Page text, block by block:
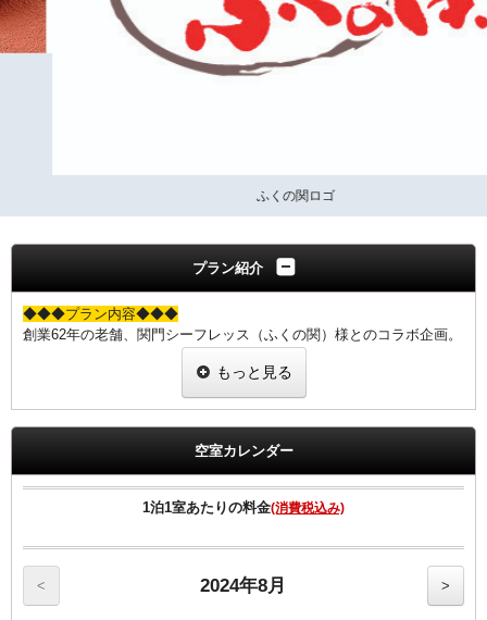
ふくの関ロゴ
プラン紹介
◆◆◆プラン内容◆◆◆
創業62年の老舗、関門シーフレッス（ふくの関）様とのコラボ企画。
「あんこう」を専用流通ルートより加工場に運搬、高い品質で調理さ
れた「あんこう鍋セット」として、産地直送のお土産としてご自宅に
で、「身、皮、肝、胃、エラ、卵巣、トモ（ひれ）」をあんこう7つ
道具と呼びます。
部位によって違う食感を楽しめ、淡白でコラーゲンたっぷりなのに低
EPAなど豊富な栄養を含んでおり、見た目と食感から海のフォアグ
ラ」ともいわれております。
もっと見る
空室カレンダー
1泊1室あたりの料金(消費税込み)
< 2024年8月 >